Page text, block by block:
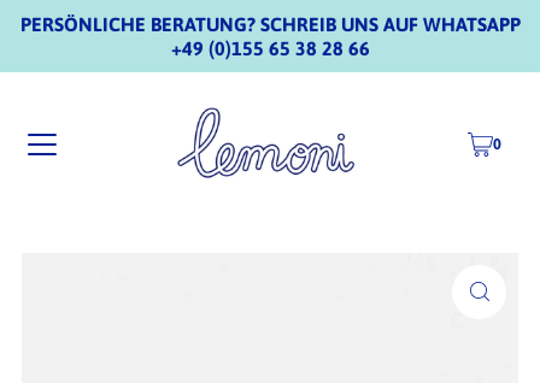
PERSÖNLICHE BERATUNG? SCHREIB UNS AUF WHATSAPP
+49 (0)155 65 38 28 66
0